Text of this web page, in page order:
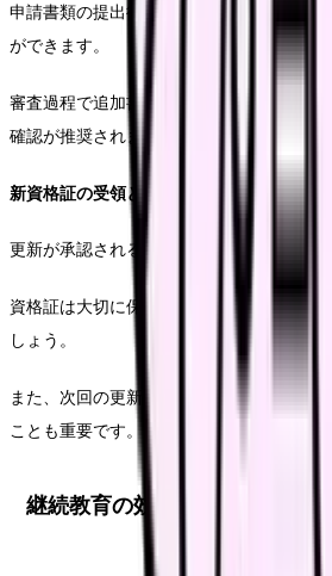
申請書類の提出後、審査状況はオンライン
ができます。
審査過程で追加書類の提出が求められる
確認が推奨されます。
新資格証の受領と保管
更新が承認されると、新しい資格証が発行
資格証は大切に保管し、有効期限や記載内
しょう。
また、次回の更新に向けて、新しい資格証
ことも重要です。
継続教育の効果的な実践方法